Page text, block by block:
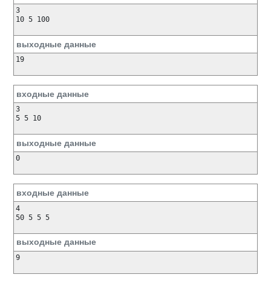
3
10 5 100
выходные данные
19
входные данные
3
5 5 10
выходные данные
0
входные данные
4
50 5 5 5
выходные данные
9